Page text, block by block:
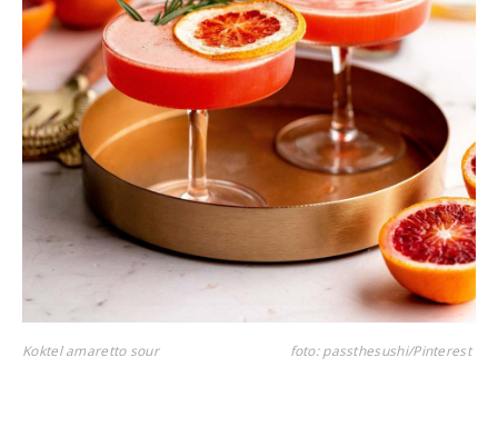
Koktel amaretto sour foto: passthesushi/Pinterest